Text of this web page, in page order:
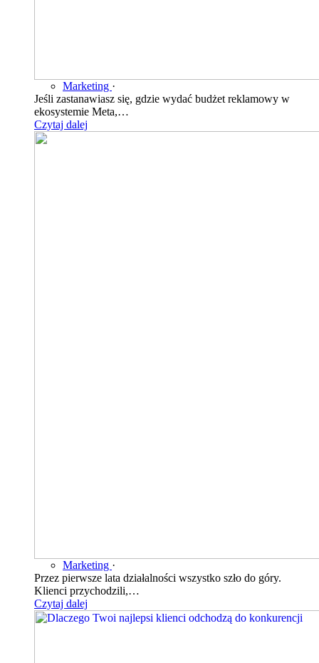
Marketing ·
Jeśli zastanawiasz się, gdzie wydać budżet reklamowy w
ekosystemie Meta,…
Czytaj dalej
Marketing ·
Przez pierwsze lata działalności wszystko szło do góry.
Klienci przychodzili,…
Czytaj dalej